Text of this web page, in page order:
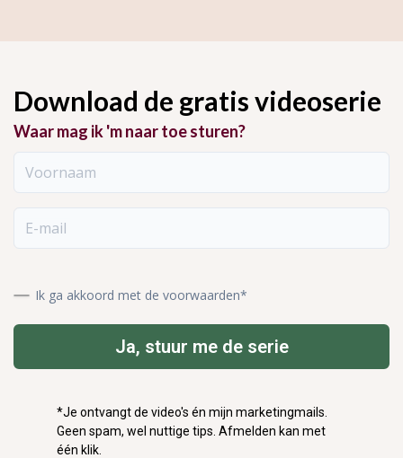
zonder er continu mee bezig
tussendoor. De video's duren
7, 9 en 11 minuten.
Download de gratis videoserie
Waar mag ik 'm naar toe sturen?
Voornaam
E-mail
Ik ga akkoord met de voorwaarden*
Ja, stuur me de serie
*Je ontvangt de video's én mijn marketingmails.
Geen spam, wel nuttige tips. Afmelden kan met
één klik.